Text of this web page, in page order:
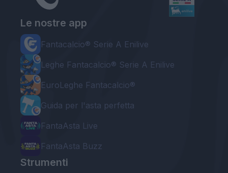
Le nostre app
Fantacalcio® Serie A Enilive
Leghe Fantacalcio® Serie A Enilive
EuroLeghe Fantacalcio®
Guida per l'asta perfetta
FantaAsta Live
FantaAsta Buzz
Strumenti